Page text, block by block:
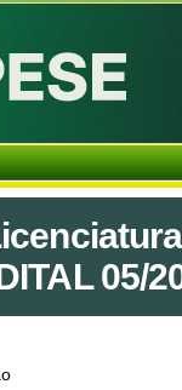
05/